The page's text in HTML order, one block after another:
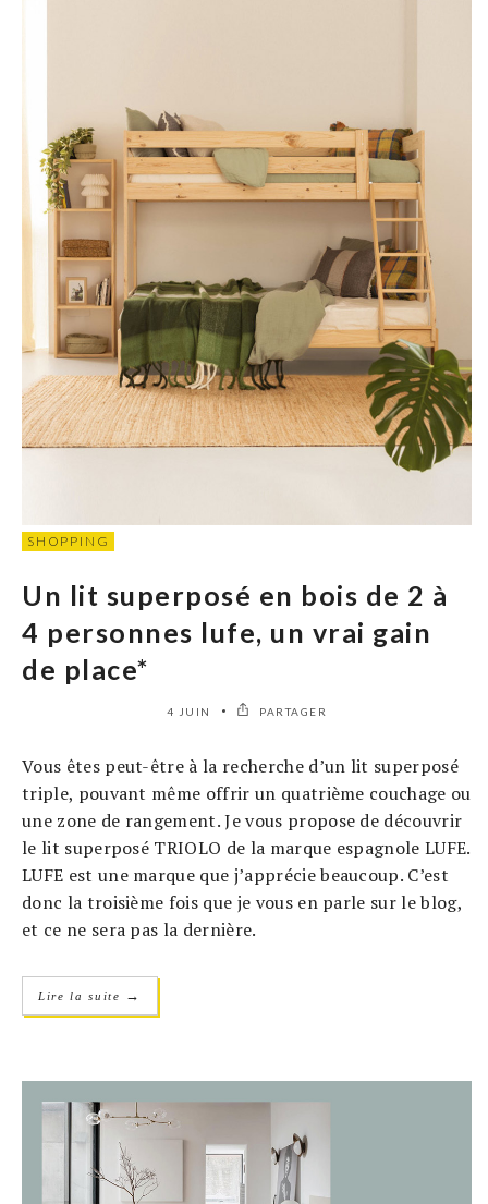
SHOPPING
Un lit superposé en bois de 2 à
4 personnes lufe, un vrai gain
de place*
4 JUIN PARTAGER
Vous êtes peut-être à la recherche d’un lit superposé
triple, pouvant même offrir un quatrième couchage ou
une zone de rangement. Je vous propose de découvrir
le lit superposé TRIOLO de la marque espagnole LUFE.
LUFE est une marque que j’apprécie beaucoup. C’est
donc la troisième fois que je vous en parle sur le blog,
et ce ne sera pas la dernière.
Lire la suite →